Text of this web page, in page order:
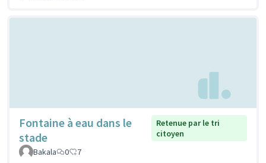
Fontaine à eau dans le
stade
Retenue par le tri
citoyen
Bakala
0 7